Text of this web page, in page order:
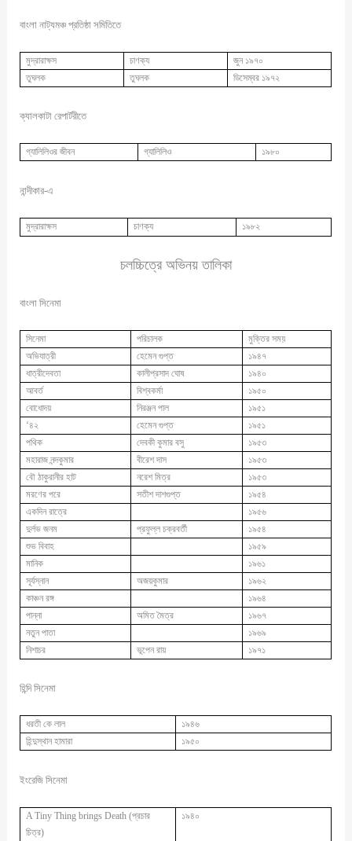
বাংলা নাট্যমঞ্চ প্রতিষ্ঠা সমিতিতে
মুদ্রারাক্ষস চাণক্য
জুন ১৯৭০
তুঘলক
তুঘলক ডিসেম্বর ১৯৭২
ক্যালকাটা রেপার্টরীতে
গ্যালিলিওর জীবন গ্যালিলিও ১৯৮০
নান্দীকার-এ
মুদ্রারাক্ষস চাণক্য ১৯৮২
চলচ্চিত্রে অভিনয় তালিকা
বাংলা সিনেমা
সিনেমা পরিচালক
মুক্তির সময়
অভিযাত্রী
হেমেন গুপ্ত
১৯৪৭
ধাত্রীদেবতা
কালীপ্রসাদ ঘোষ
১৯৪০
আবর্ত
বিশ্বকর্মা
১৯৫০
বোধোদয়
নিরঞ্জন পাল
১৯৫১
‘৪২
হেমেন গুপ্ত
১৯৫১
পথিক
দেবকী কুমার বসু
১৯৫৩
মহারাজ নন্দকুমার
বীরেশ দাস
১৯৫৩
বৌ ঠাকুরানীর হাট
নরেশ মিত্র
১৯৫৩
মরণের পরে
সতীশ দাশগুপ্ত
১৯৫৪
একদিন রাত্রে
১৯৫৬
দুর্লভ জনম
প্রফুল্ল চক্রবর্তী
১৯৫৪
শুভ বিবাহ
১৯৫৯
মানিক
১৯৬১
সূর্যস্নান
অজয়কুমার
১৯৬২
কাঞ্চন রঙ্গ
১৯৬৪
পান্না
অমিত মৈত্র
১৯৬৭
নতুন পাতা
১৯৬৯
নিশাচর
ভূপেন রায় ১৯৭১
হিন্দি সিনেমা
ধরতী কে লাল
১৯৪৬
হিন্দুস্থান হামারা
১৯৫০
ইংরেজি সিনেমা
A Tiny Thing brings Death (প্রচার
চিত্র)
১৯৪০